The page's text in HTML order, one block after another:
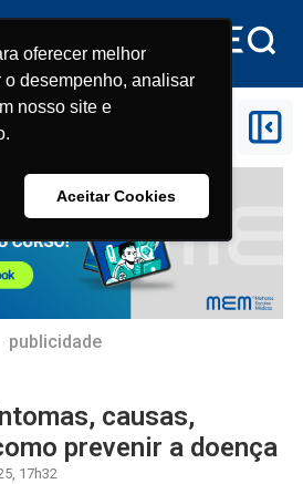
oferecer melhor
desempenho, analisar
nosso site e
Aceitar Cookies
oferecer melhor
desempenho, analisar
nosso site e
Aceitar Cookies
sintomas, causas,
publicidade
causas,
prevenir a doença
, 17h32